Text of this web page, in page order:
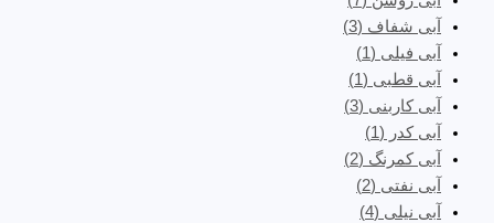
آبی شفاف (3)
آبی فیلی (1)
آبی قطبی (1)
آبی کاربنی (3)
آبی کدر (1)
آبی کمرنگ (2)
آبی نفتی (2)
آبی نیلی (4)